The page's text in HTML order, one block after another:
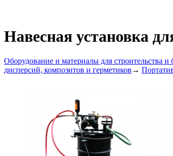
Навесная установка
Оборудование и материалы для строительства и
дисперсий, композитов и герметиков →